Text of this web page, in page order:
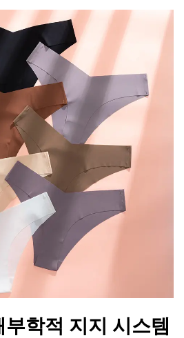
학적 지지 시스템